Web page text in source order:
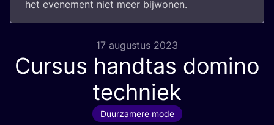
het eve­ne­ment niet meer bijwonen.
17 augustus 2023
Cursus handtas domino
techniek
Duurzamere mode